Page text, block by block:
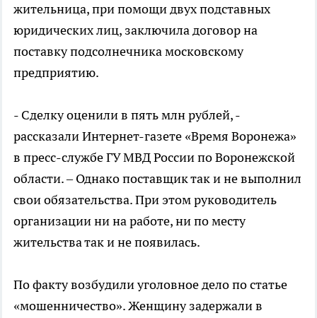
жительница, при помощи двух подставных
юридических лиц, заключила договор на
поставку подсолнечника московскому
предприятию.
- Сделку оценили в пять млн рублей, -
рассказали Интернет-газете «Время Воронежа»
в пресс-службе ГУ МВД России по Воронежской
области. – Однако поставщик так и не выполнил
свои обязательства. При этом руководитель
организации ни на работе, ни по месту
жительства так и не появилась.
По факту возбудили уголовное дело по статье
«мошенничество». Женщину задержали в